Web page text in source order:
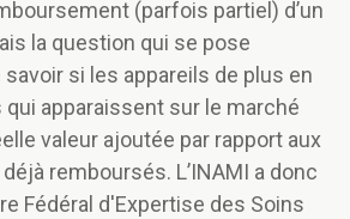
(parfois partiel) d’un
la question qui se pose
savoir si les appareils de plus en
apparaissent sur le marché
valeur ajoutée par rapport aux
remboursés. L’INAMI a donc
Fédéral d'Expertise des Soins